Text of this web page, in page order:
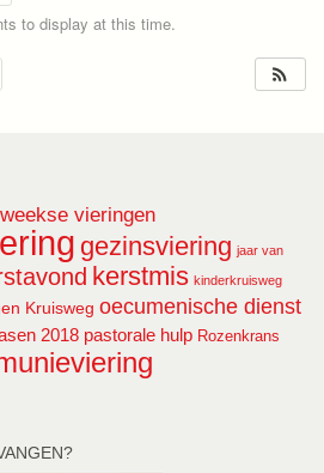
to display at this time.
vieringen
gezinsviering jaar van
kerstmis kinderkruisweg
Kruisweg oecumenische dienst
2018 pastorale hulp Rozenkrans